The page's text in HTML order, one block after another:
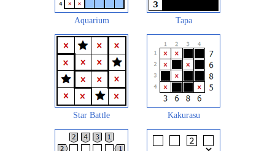
Aquarium Tapa
Star Battle Kakurasu